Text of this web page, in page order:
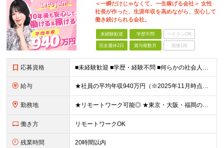
＜一瞬だけじゃなくて、一生稼げる会社＞ 女性
社長が作った、生涯年収を高めながら、安心して
働き続けられる会社。
未経験歓迎 学歴不問 ベテランOK
完全週休2日 賞与複数月 面接1回
応募資格 ■未経験歓迎 ■学歴・経験不問 ■何らかの社会人経験がある方 ＜こんな方に向いています！＞ ・頑張った分評価されたい方 ・将来役立つ知識を身につけたい方 ・新しいことを学ぶのが好きな方 ・趣味
給与 ★社員の平均年収940万円（※2025年11月時点） ★転職者は全員収入アップを実現 ★入社半年で昇給した実績あり！ 【営業未経験】 月給35万8,000円～（固定残業代含む）＋インセンティブ ＋賞
勤務地 ★リモートワーク可能◎ ★東京・大阪・福岡の3拠点で募集中／ご希望の勤務地で配属します ★転勤なし ＜東京支店＞ 東京都港区三田1丁目4番28号 三田国際ビル2階 ＜大阪本社＞ 大阪府大阪市北区梅
働き方 リモートワークOK
残業時間 20時間以内